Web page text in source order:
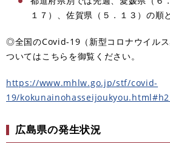
１７）、佐賀県（５．１３）の順
◎全国のCovid-19（新型コロナウイル
ついてはこちらを御覧ください。
https://www.mhlw.go.jp/stf/covid-
19/
広島県の発生状況